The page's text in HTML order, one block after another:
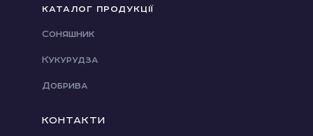
КАТАЛОГ ПРОДУКЦІЇ
Соняшник
Кукурудза
Добрива
КОНТАКТИ